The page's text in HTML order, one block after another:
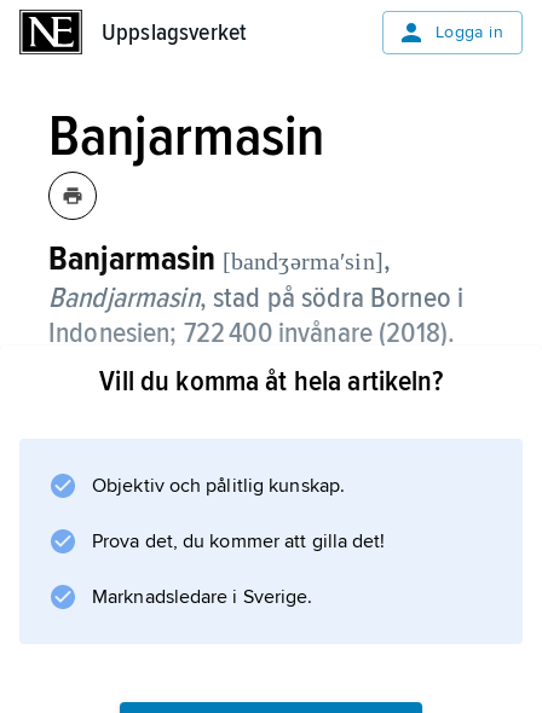
Uppslagsverket Logga in
Banjarmasin
Banjarmasin [bandʒərmaʹsin],
Bandjarmasin,stad på södra Borneo i
Indonesien; 722 400 invånare (2018).
Banjarmasin är beläget mellan floderna Barito
Information om artikeln
Vill du komma åt hela artikeln?
Objektiv och pålitlig kunskap.
Prova det, du kommer att gilla det!
Marknadsledare i Sverige.